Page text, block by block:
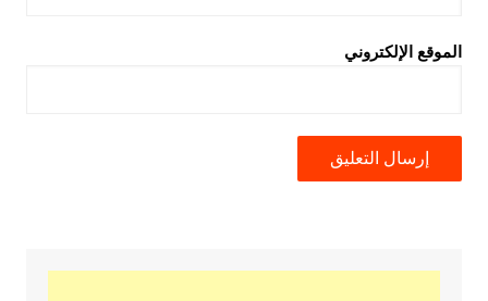
الموقع الإلكتروني